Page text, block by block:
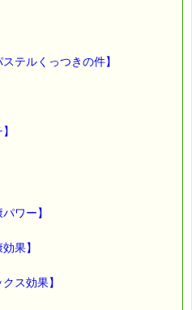
ーシリーズ特集ページ
３個セット
テルくっつきの件】
ワー】
果】
ス効果】